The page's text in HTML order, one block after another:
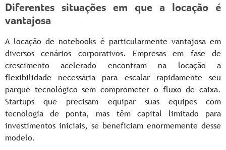
Diferentes situações em que a locação é
vantajosa
A locação de notebooks é particularmente vantajosa em
diversos cenários corporativos. Empresas em fase de
crescimento acelerado encontram na locação a
flexibilidade necessária para escalar rapidamente seu
parque tecnológico sem comprometer o fluxo de caixa.
Startups que precisam equipar suas equipes com
tecnologia de ponta, mas têm capital limitado para
investimentos iniciais, se beneficiam enormemente desse
modelo.